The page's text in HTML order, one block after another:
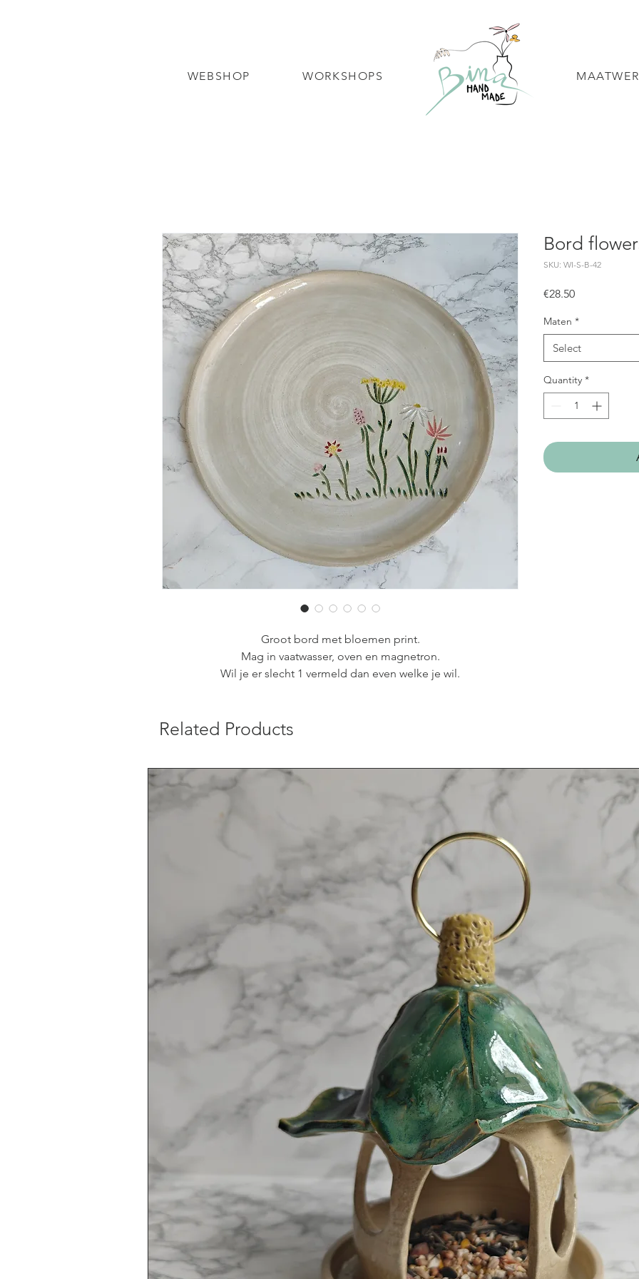
WEBSHOP WORKSHOPS
Groot bord met bloemen print.
Mag in vaatwasser, oven en magnetron.
Wil je er slecht 1 vermeld dan even welke je wil.
Bord
SKU: WI-S-B-42
€28.50Price
Maten *
Select
Quantity *
Related Products